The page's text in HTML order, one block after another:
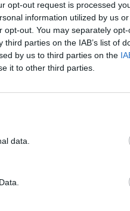
opt-out request is processed
information utilized by us
out. You may separately
parties on the IAB’s list of
by us to third parties on the
it to other third parties.
data.
του, Τζένη